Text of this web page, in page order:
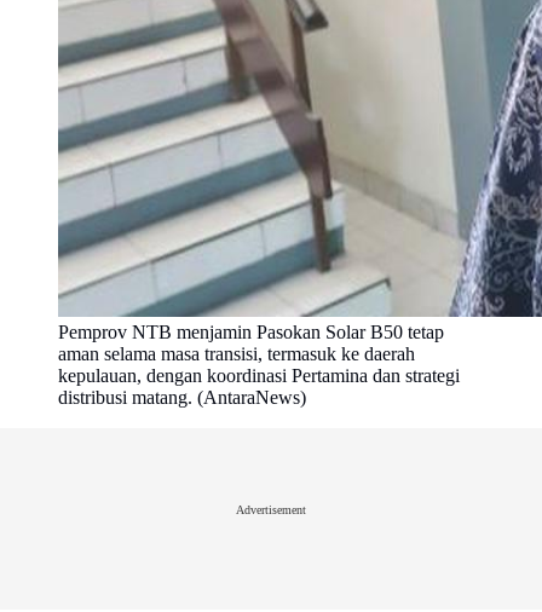
Pemprov NTB menjamin Pasokan Solar B50 tetap
aman selama masa transisi, termasuk ke daerah
kepulauan, dengan koordinasi Pertamina dan strategi
distribusi matang. (AntaraNews)
Advertisement